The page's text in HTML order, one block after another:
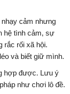
cảm nhưng
hệ tình cảm, sự
rắc rối xã hội.
và biết giữ mình.
hợp được. Lưu ý
như chơi lô đề.